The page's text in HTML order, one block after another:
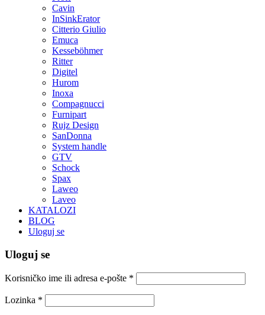
Cavin
InSinkErator
Citterio Giulio
Emuca
Kesseböhmer
Ritter
Digitel
Hurom
Inoxa
Compagnucci
Furnipart
Rujz Design
SanDonna
System handle
GTV
Schock
Spax
Laweo
Laveo
KATALOZI
BLOG
Uloguj se
Uloguj se
Korisničko ime ili adresa e-pošte *
Lozinka *